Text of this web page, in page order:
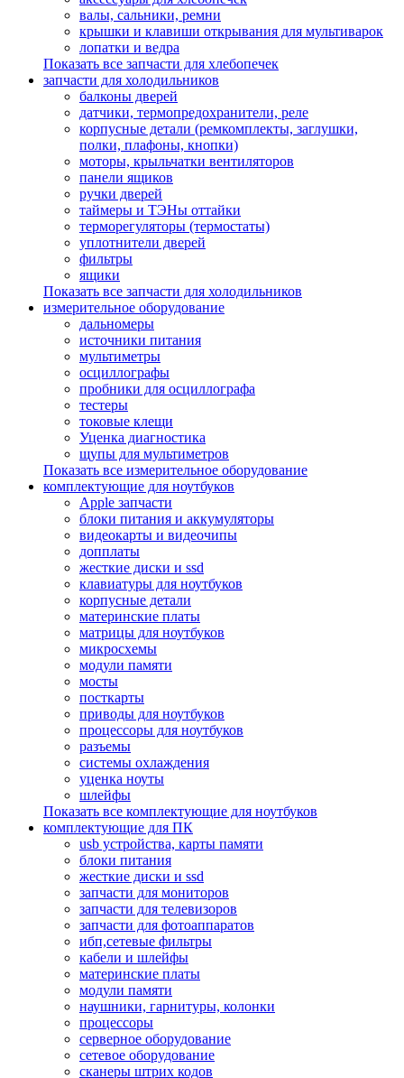
валы, сальники, ремни
крышки и клавиши открывания для мультиварок
лопатки и ведра
Показать все запчасти для хлебопечек
запчасти для холодильников
балконы дверей
датчики, термопредохранители, реле
корпусные детали (ремкомплекты, заглушки,
полки, плафоны, кнопки)
моторы, крыльчатки вентиляторов
панели ящиков
ручки дверей
таймеры и ТЭНы оттайки
терморегуляторы (термостаты)
уплотнители дверей
фильтры
ящики
Показать все запчасти для холодильников
измерительное оборудование
дальномеры
источники питания
мультиметры
осциллографы
пробники для осциллографа
тестеры
токовые клещи
Уценка диагностика
щупы для мультиметров
Показать все измерительное оборудование
комплектующие для ноутбуков
Apple запчасти
блоки питания и аккумуляторы
видеокарты и видеочипы
допплаты
жесткие диски и ssd
клавиатуры для ноутбуков
корпусные детали
материнские платы
матрицы для ноутбуков
микросхемы
модули памяти
мосты
посткарты
приводы для ноутбуков
процессоры для ноутбуков
разъемы
системы охлаждения
уценка ноуты
шлейфы
Показать все комплектующие для ноутбуков
комплектующие для ПК
usb устройства, карты памяти
блоки питания
жесткие диски и ssd
запчасти для мониторов
запчасти для телевизоров
запчасти для фотоаппаратов
ибп,сетевые фильтры
кабели и шлейфы
материнские платы
модули памяти
наушники, гарнитуры, колонки
процессоры
серверное оборудование
сетевое оборудование
сканеры штрих кодов